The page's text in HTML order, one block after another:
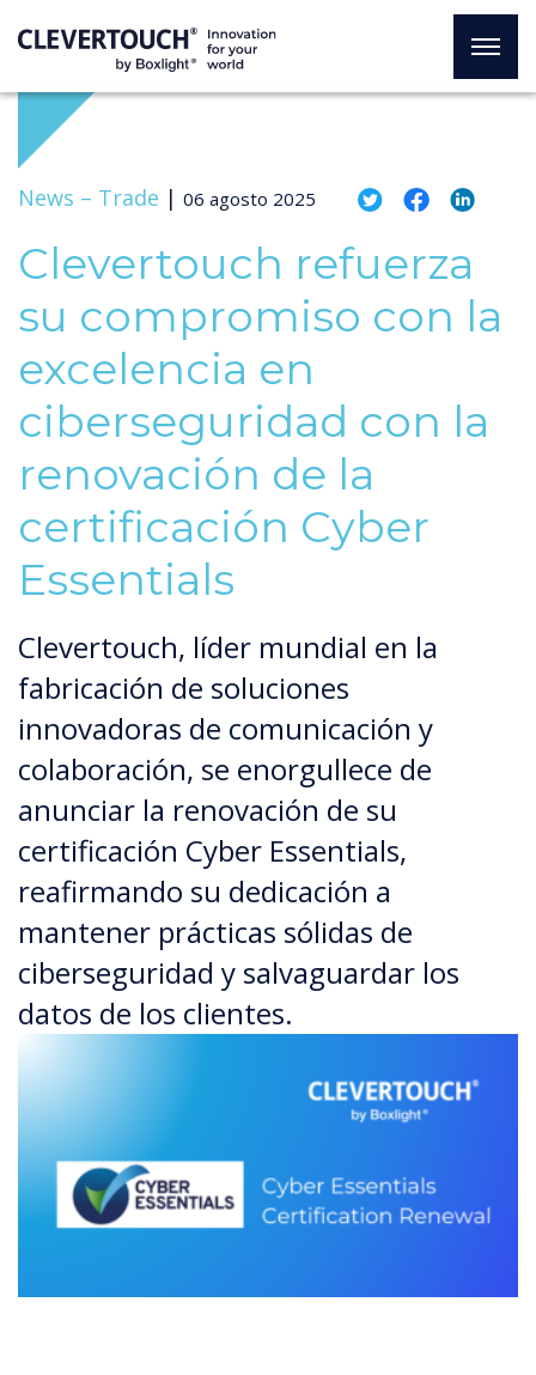
News – Trade | 06 agosto 2025
Clevertouch refuerza
su compromiso con la
excelencia en
ciberseguridad con la
renovación de la
certificación Cyber
Essentials
Clevertouch, líder mundial en la
fabricación de soluciones
innovadoras de comunicación y
colaboración, se enorgullece de
anunciar la renovación de su
certificación Cyber Essentials,
reafirmando su dedicación a
mantener prácticas sólidas de
ciberseguridad y salvaguardar los
datos de los clientes.